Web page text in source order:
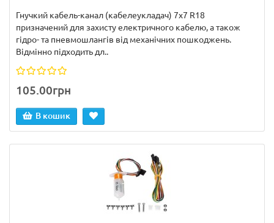
Гнучкий кабель-канал (кабелеукладач) 7x7 R18
призначений для захисту електричного кабелю, а також
гідро- та пневмошлангів від механічних пошкоджень.
Відмінно підходить дл..
105.00грн
В кошик